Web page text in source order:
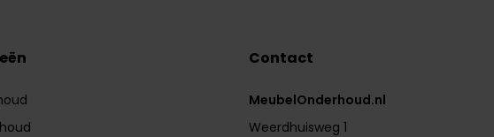
Contact
MeubelOnderhoud.nl
Weerdhuisweg 1